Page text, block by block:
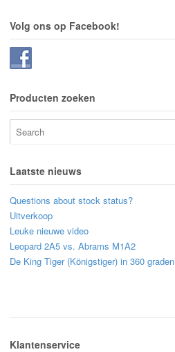
Volg ons op Facebook!
Producten zoeken
Laatste nieuws
Questions about stock status?
Uitverkoop
Leuke nieuwe video
Leopard 2A5 vs. Abrams M1A2
De King Tiger (Königstiger) in 360 graden
Klantenservice